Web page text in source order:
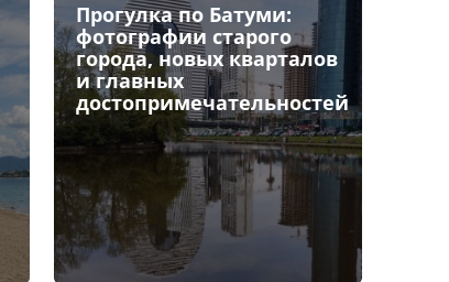
Прогулка по Батуми:
фотографии старого
города, новых кварталов
и главных
достопримечательностей
столице